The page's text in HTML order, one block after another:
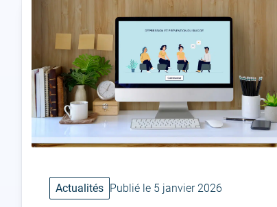
Actualités Publié le 5 janvier 2026